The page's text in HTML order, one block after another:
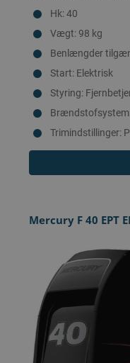
Hk: 40
Vægt: 98 kg
Benlængder
Start: Elektrisk
Styring:
Trimindstillinger:
Mercury F 40 EPT